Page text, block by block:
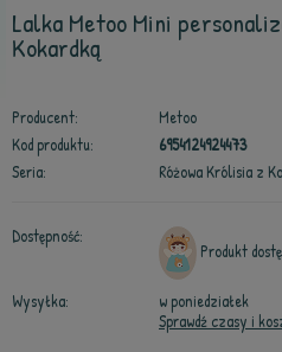
Lalka Metoo Mini
Kokardką
Producent:
Metoo
Kod produktu:
6954124924473
Seria:
Różowa Królisia z
Dostępność:
Produkt
Wysyłka:
w poniedziałek
Sprawdź czasy i